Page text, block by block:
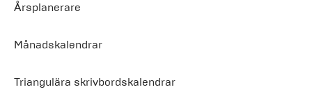
Årsplanerare
Månadskalendrar
Triangulära skrivbordskalendrar